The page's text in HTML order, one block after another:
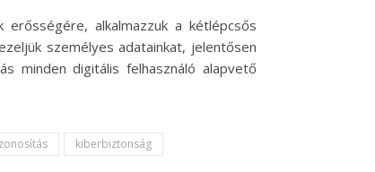
alkalmazzuk a kétlépcsős
személyes adatainkat, jelentősen
minden digitális felhasználó alapvető
kiberbiztonság